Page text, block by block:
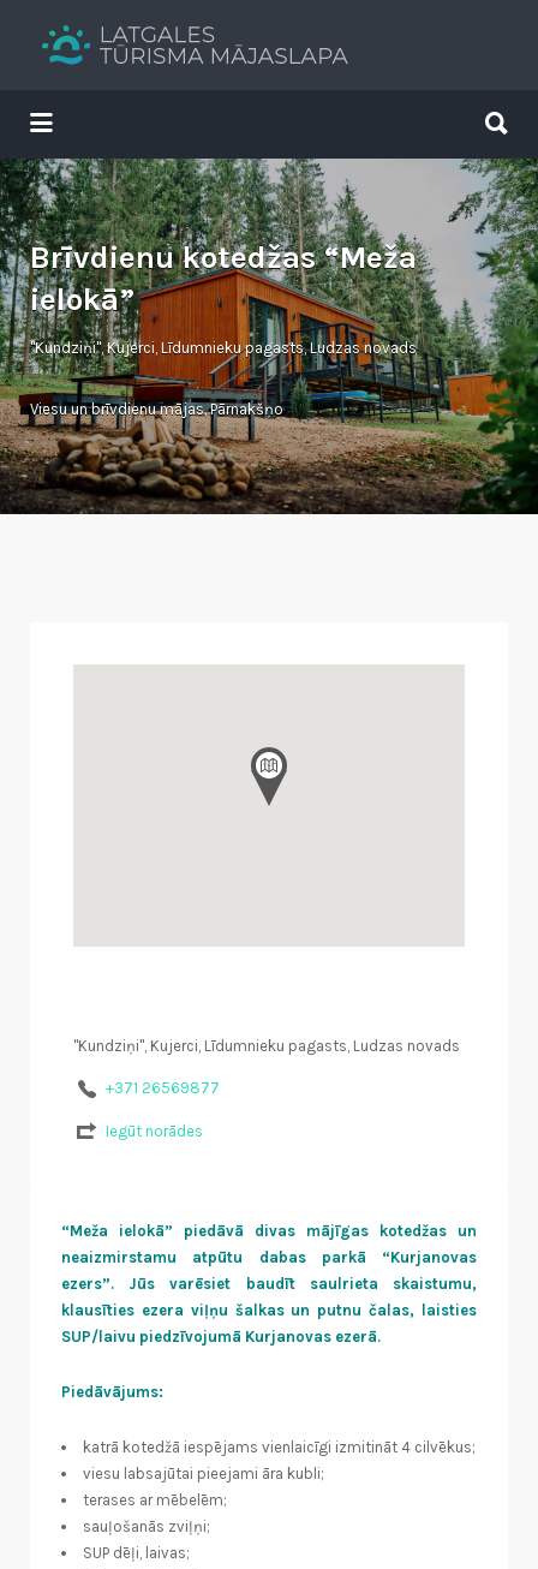
Tavs brīvdienu ceļvedis
Search
for:
for:
Brīvdienu kotedžas “Meža
ielokā”
"Kundziņi", Kujerci, Līdumnieku pagasts, Ludzas novads
Viesu un brīvdienu mājas,Pārnakšņo
"Kundziņi", Kujerci, Līdumnieku pagasts, Ludzas novads
+371 26569877
Iegūt norādes
“Meža ielokā” piedāvā divas mājīgas kotedžas un
neaizmirstamu atpūtu dabas parkā “Kurjanovas
ezers”. Jūs varēsiet baudīt saulrieta skaistumu,
klausīties ezera viļņu šalkas un putnu čalas, laisties
SUP/laivu piedzīvojumā Kurjanovas ezerā.
Piedāvājums:
katrā kotedžā iespējams vienlaicīgi izmitināt 4 cilvēkus;
viesu labsajūtai pieejami āra kubli;
terases ar mēbelēm;
sauļošanās zviļņi;
SUP dēļi, laivas;